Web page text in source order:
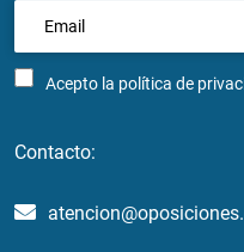
Acepto la política de
Contacto: